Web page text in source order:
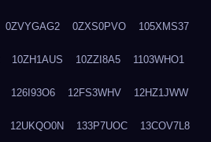
0ZVYGAG2 0ZXS0PVO 105XMS37
10ZH1AUS 10ZZI8A5 1103WHO1
126I93O6 12FS3WHV 12HZ1JWW
12UKQO0N 133P7UOC 13COV7L8